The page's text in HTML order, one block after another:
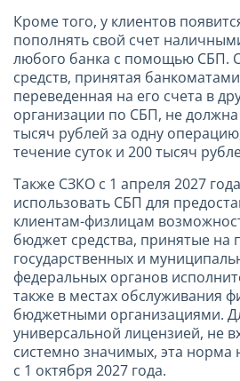
Кроме того, у клиентов
пополнять свой счет
любого банка с помощью СБП.
средств, принятая
переведенная на его счета в
организации по СБП, не
тысяч рублей за одну
течение суток и 200 тысяч
Также СЗКО с 1 апреля 2027
использовать СБП для
клиентам-физлицам
бюджет средства, принятые на
государственных и
федеральных органов
также в местах обслуживания
бюджетными организациями.
универсальной лицензией, не
системно значимых, эта норма
с 1 октября 2027 года.